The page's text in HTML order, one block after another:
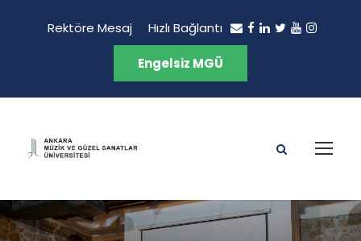
Rektöre Mesaj Hızlı Bağlantı
Engelsiz MGÜ